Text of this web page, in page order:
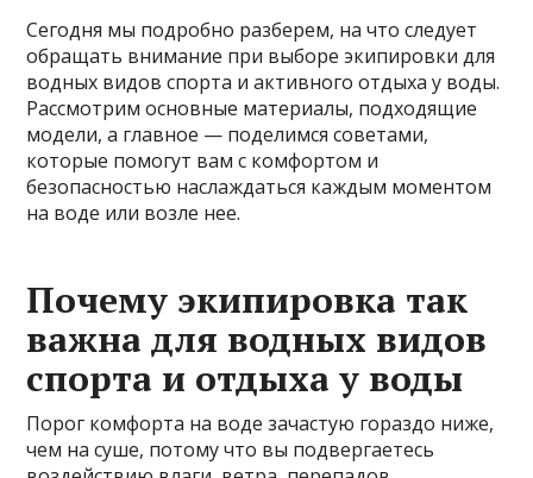
Сегодня мы подробно разберем, на что следует
обращать внимание при выборе экипировки для
водных видов спорта и активного отдыха у воды.
Рассмотрим основные материалы, подходящие
модели, а главное — поделимся советами,
которые помогут вам с комфортом и
безопасностью наслаждаться каждым моментом
на воде или возле нее.
Почему экипировка так
важна для водных видов
спорта и отдыха у воды
Порог комфорта на воде зачастую гораздо ниже,
чем на суше, потому что вы подвергаетесь